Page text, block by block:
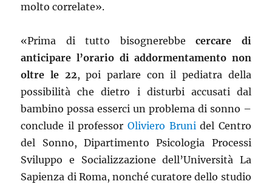
molto correlate».
«Prima di tutto bisognerebbecercare di
anticipare l’orario di addormentamento non
oltre le 22, poi parlare con il pediatra della
possibilità che dietro i disturbi accusati dal
bambino possa esserci un problema di sonno –
conclude il professor Oliviero Brunidel Centro
del Sonno, Dipartimento Psicologia Processi
Sviluppo e Socializzazione dell’Università La
Sapienza di Roma, nonché curatore dello studio